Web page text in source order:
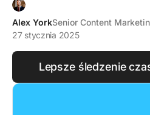
Alex YorkSenior Content
27 stycznia 2025
Lepsze śledzenie